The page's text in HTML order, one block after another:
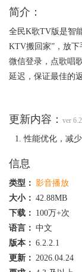
简介：
全民K歌TV版是智
KTV搬回家”，放下
微信登录，点歌唱
延迟，保证最佳的
更新内容： ver
性能优化，减
信息
类型： 影音播放
大小： 42.88MB
下载： 100万+次
语言： 中文
版本： 6.2.2.1
更新： 2026.04.24